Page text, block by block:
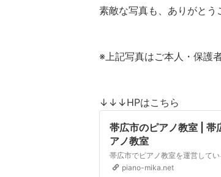
素敵な写真も、ありがとう
※上記写真はご本人・保護
↓↓↓HPはこちら
帯広市のピアノ教室 | 帯
アノ教室
piano-mika.net